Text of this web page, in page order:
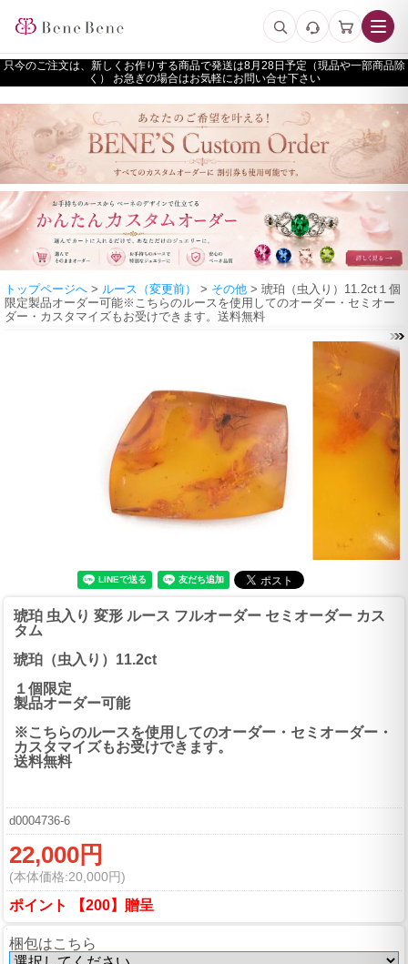
只今のご注文は、新しくお作りする商品で発送は
予定（現品や一部商品除
く） お急ぎの場合はお気軽にお問い合せ下さい
トップページへ > ルース（変更前） > その他 > 琥珀（虫入り）11.2ct１個
限定製品オーダー可能※こちらのルースを使用してのオーダー・セミオー
ダー・カスタマイズもお受けできます。送料無料
琥珀 虫入り 変形 ルース フルオーダー セミオーダー カス
タム
琥珀（虫入り）11.2ct
１個限定
製品オーダー可能
※こちらのルースを使用してのオーダー・セミオーダー・
カスタマイズもお受けできます。
送料無料
d0004736-6
22,000円
(本体価格:20,000円)
ポイント 【200】贈呈
梱包はこちら